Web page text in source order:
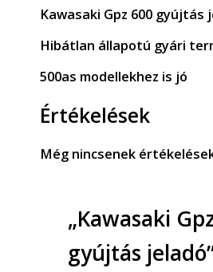
Kawasaki Gpz 600 gyújtás
Hibátlan állapotú gyári
500as modellekhez is jó
Értékelések
Még nincsenek
„Kawasaki
gyújtás